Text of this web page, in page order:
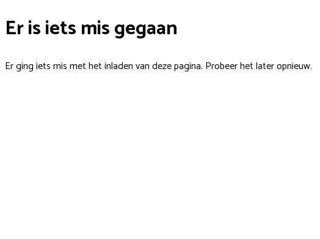
Er is iets mis gegaan
Er ging iets mis met het inladen van deze pagina. Probeer het later opnieuw.